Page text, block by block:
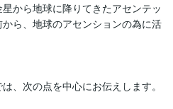
から地球に降りてきたアセンテッ
ら、地球のアセンションの為に活
、次の点を中心にお伝えします。